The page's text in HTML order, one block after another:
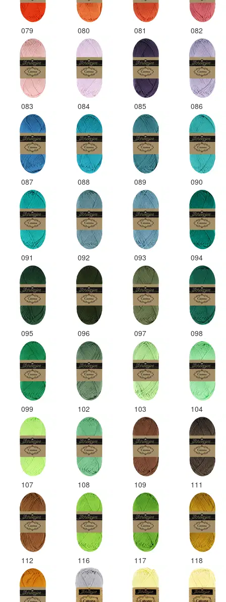
079 080 081 082
083 084 085 086
087 088 089 090
091 092 093 094
095 096 097 098
099 102 103 104
107 108 109 111
112 116 117 118